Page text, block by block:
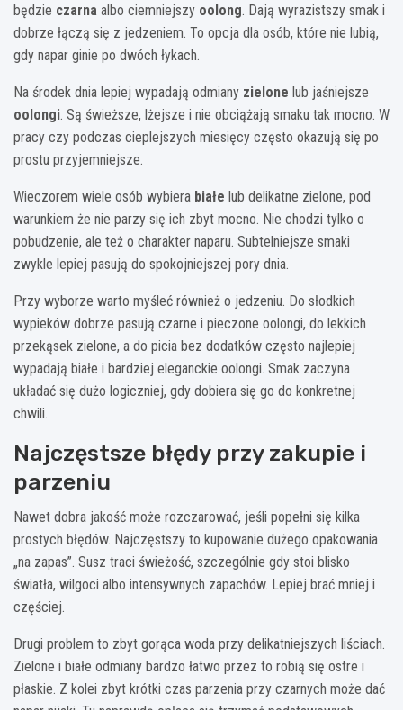
będzie czarna albo ciemniejszy oolong. Dają wyrazistszy smak i
dobrze łączą się z jedzeniem. To opcja dla osób, które nie lubią,
gdy napar ginie po dwóch łykach.
Na środek dnia lepiej wypadają odmiany zielone lub jaśniejsze
oolongi. Są świeższe, lżejsze i nie obciążają smaku tak mocno. W
pracy czy podczas cieplejszych miesięcy często okazują się po
prostu przyjemniejsze.
Wieczorem wiele osób wybiera białe lub delikatne zielone, pod
warunkiem że nie parzy się ich zbyt mocno. Nie chodzi tylko o
pobudzenie, ale też o charakter naparu. Subtelniejsze smaki
zwykle lepiej pasują do spokojniejszej pory dnia.
Przy wyborze warto myśleć również o jedzeniu. Do słodkich
wypieków dobrze pasują czarne i pieczone oolongi, do lekkich
przekąsek zielone, a do picia bez dodatków często najlepiej
wypadają białe i bardziej eleganckie oolongi. Smak zaczyna
układać się dużo logiczniej, gdy dobiera się go do konkretnej
chwili.
Najczęstsze błędy przy zakupie i
parzeniu
Nawet dobra jakość może rozczarować, jeśli popełni się kilka
prostych błędów. Najczęstszy to kupowanie dużego opakowania
„na zapas”. Susz traci świeżość, szczególnie gdy stoi blisko
światła, wilgoci albo intensywnych zapachów. Lepiej brać mniej i
częściej.
Drugi problem to zbyt gorąca woda przy delikatniejszych liściach.
Zielone i białe odmiany bardzo łatwo przez to robią się ostre i
płaskie. Z kolei zbyt krótki czas parzenia przy czarnych może dać